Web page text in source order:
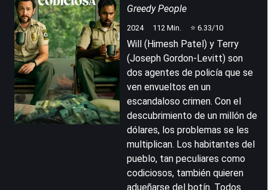
Greedy People
2024 112 Min. ⭐ 6.33/10
Will (Himesh Patel) y Terry
(Joseph Gordon-Levitt) son
dos agentes de policía que se
ven envueltos en un
escandaloso crimen. Con el
descubrimiento de un millón de
dólares, los problemas se les
multiplican. Los habitantes del
pueblo, tan peculiares como
codiciosos, también quieren
adueñarse del botín. Todos